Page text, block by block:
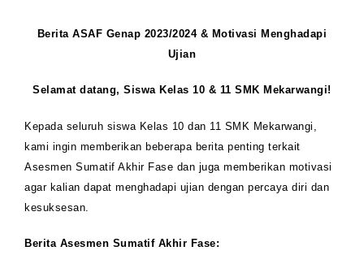
Berita ASAF Genap 2023/2024 & Motivasi Menghadapi
Ujian
Selamat datang, Siswa Kelas 10 & 11 SMK Mekarwangi!
Kepada seluruh siswa Kelas 10 dan 11 SMK Mekarwangi,
kami ingin memberikan beberapa berita penting terkait
Asesmen Sumatif Akhir Fase dan juga memberikan motivasi
agar kalian dapat menghadapi ujian dengan percaya diri dan
kesuksesan.
Berita Asesmen Sumatif Akhir Fase: